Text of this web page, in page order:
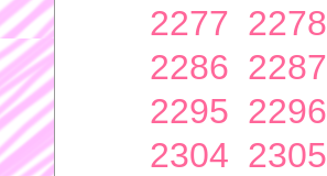
2277 2278
2286 2287
2295 2296
2304 2305